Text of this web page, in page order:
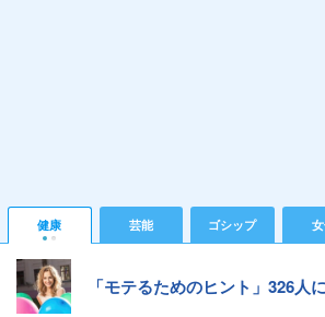
健康 芸能 ゴシップ
「モテるためのヒント」326人